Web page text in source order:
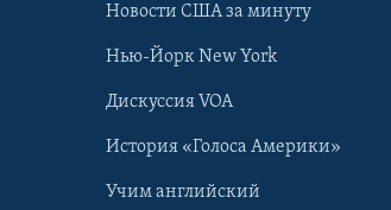
Новости США за минуту
Нью-Йорк New York
Дискуссия VOA
История «Голоса Америки»
Учим английский